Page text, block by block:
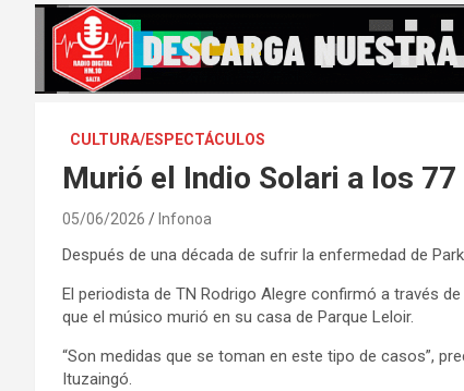
CULTURA/ESPECTÁCULOS
Murió el Indio Solari a los 77
05/06/2026 Infonoa
Después de una década de sufrir la enfermedad de
El periodista de TN Rodrigo Alegre confirmó a través
que el músico murió en su casa de Parque Leloir.
“Son medidas que se toman en este tipo de casos”,
Ituzaingó.